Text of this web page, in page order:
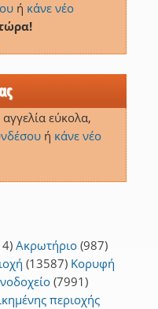
ή κάνε νέο
εύκολα,
ή κάνε νέο
Ακρωτήριο (987)
(13587) Κορυφή
(7991)
περιοχής